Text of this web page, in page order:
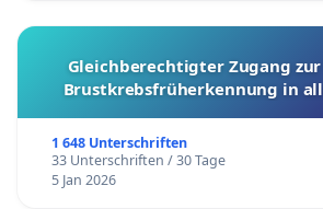
Gleichberechtigter Zugang
Brustkrebsfrüherkennung in
1 648 Unterschriften
33 Unterschriften / 30 Tage
5 Jan 2026